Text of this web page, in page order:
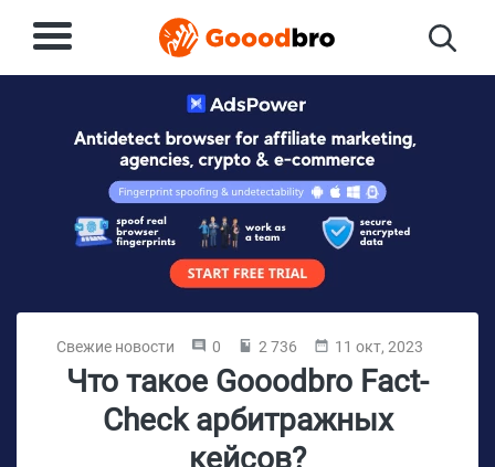
Свежие новости 0 2 736 11 окт, 2023
Что такое Gooodbro Fact-
Check арбитражных
кейсов?